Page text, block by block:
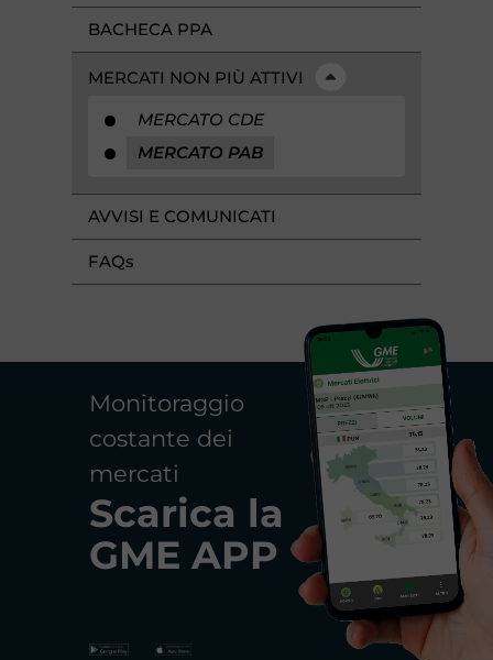
BACHECA PPA
MERCATI NON PIÙ ATTIVI
MERCATO CDE
MERCATO PAB
AVVISI E COMUNICATI
FAQs
Monitoraggio
costante dei
mercati
Scarica la
GME APP